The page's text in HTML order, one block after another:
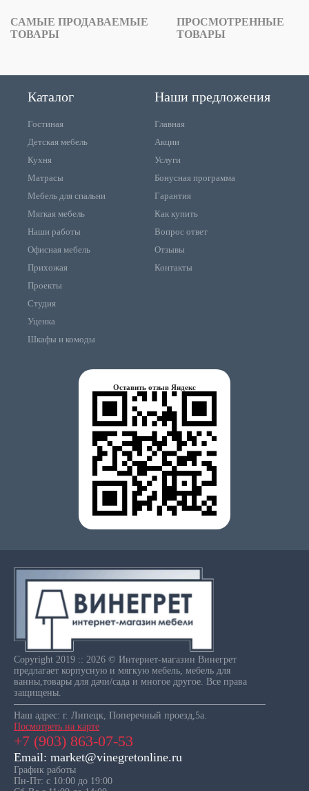
САМЫЕ ПРОДАВАЕМЫЕ
ТОВАРЫ
ПРОСМОТРЕННЫЕ
ТОВАРЫ
Каталог
Гостиная
Детская мебель
Кухня
Матрасы
Мебель для спальни
Мягкая мебель
Наши работы
Офисная мебель
Прихожая
Проекты
Студия
Уценка
Шкафы и комоды
Наши предложения
Главная
Акции
Услуги
Бонусная программа
Гарантия
Как купить
Вопрос ответ
Отзывы
Контакты
Оставить отзыв Яндекс
Copyright 2019 :: 2026 © Интернет-магазин Винегрет
предлагает корпусную и мягкую мебель, мебель для
ванны,товары для дачи/сада и многое другое. Все права
защищены.
Наш адрес: г. Липецк, Поперечный проезд,5а.
Посмотреть на карте
+7 (903) 863-07-53
Email: market@vinegretonline.ru
График работы
Пн-Пт: с 10:00 до 19:00